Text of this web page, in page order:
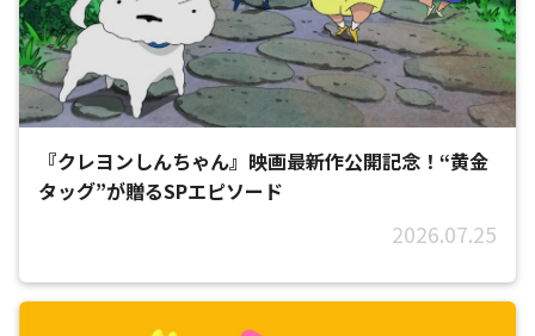
『クレヨンしんちゃん』映画最新作公開記念！“黄金
タッグ”が贈るSPエピソード
2026.07.25